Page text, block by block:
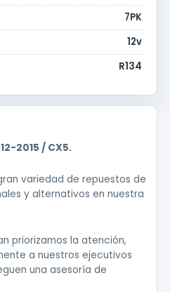
7PK
12v
R134
2015 / CX5.
variedad de repuestos de
y alternativos en nuestra
priorizamos la atención,
a nuestros ejecutivos
una asesoría de